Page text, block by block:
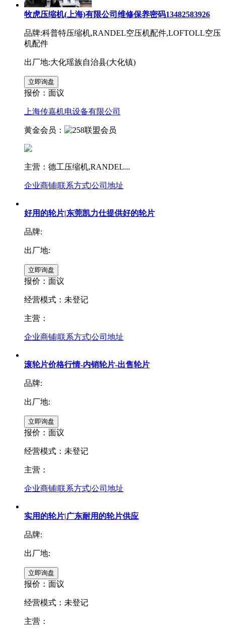
牧虎压缩机(上海)有限公司维修保养密码13482583926
品牌:科普特压缩机,RANDEL空压机配件,LOFTOLL空压
机配件
出厂地:大化瑶族自治县(大化镇)
报价： 面议
上海传嘉机电设备有限公司
黄金会员：
主营：德工压缩机,RANDEL...
企业商铺|联系方式|公司地址
好用的轮片|东莞凯力仕提供好的轮片
品牌:
出厂地:
报价： 面议
经营模式：未登记
主营：
企业商铺|联系方式|公司地址
滚轮片价格行情-内销轮片-出售轮片
品牌:
出厂地:
报价： 面议
经营模式：未登记
主营：
企业商铺|联系方式|公司地址
实用的轮片|广东耐用的轮片供应
品牌:
出厂地:
报价： 面议
经营模式：未登记
主营：